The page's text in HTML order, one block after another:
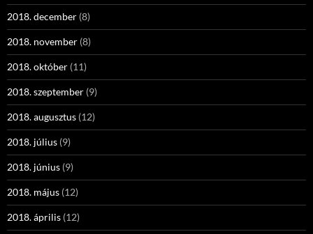
2018. december (8)
2018. november (8)
2018. október (11)
2018. szeptember (9)
2018. augusztus (12)
2018. július (9)
2018. június (9)
2018. május (12)
2018. április (12)